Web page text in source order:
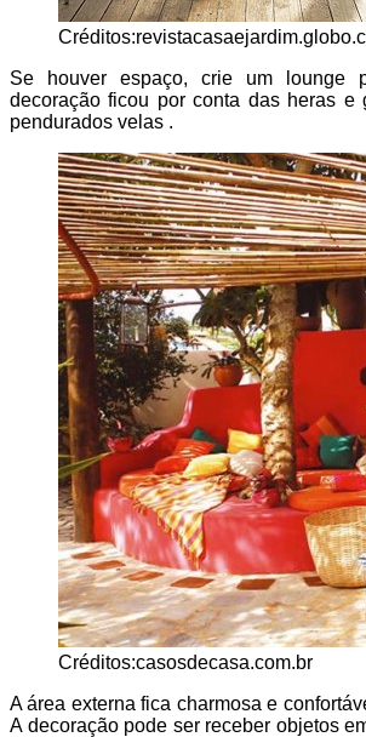
Se houver espaço, crie um lounge
decoração ficou por conta das heras e
pendurados velas .
Créditos:casosdecasa.com.br
A área externa fica charmosa e
A decoração pode ser receber objetos